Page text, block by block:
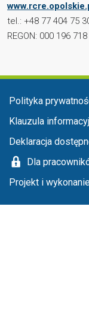
tel.: +48 77 404 75
REGON: 000 196 718
Menu stopka
Polityka
Klauzula
Deklaracja
Dla
Projekt i